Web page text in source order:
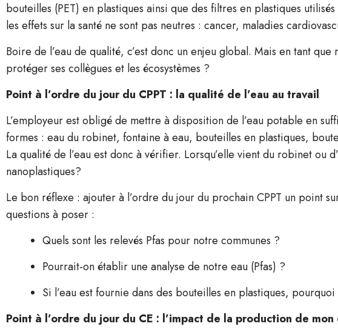
bouteilles (PET) en plastiques ainsi que des filtres en plastiques
les effets sur la santé ne sont pas neutres : cancer, maladies
Boire de l’eau de qualité, c’est donc un enjeu global. Mais en tant
protéger ses collègues et les écosystèmes ?
Point à l’ordre du jour du CPPT : la qualité de l’eau au travail
L’employeur est obligé de mettre à disposition de l’eau potable en
formes : eau du robinet, fontaine à eau, bouteilles en plastiques,
La qualité de l’eau est donc à vérifier. Lorsqu’elle vient du robinet ou
nanoplastiques?
Le bon réflexe : ajouter à l’ordre du jour du prochain CPPT un point
questions à poser :
Quels sont les relevés Pfas pour notre communes ?
Pourrait-on établir une analyse de notre eau (Pfas) ?
Si l’eau est fournie dans des bouteilles en plastiques,
Point à l’ordre du jour du CE : l’impact de la production de